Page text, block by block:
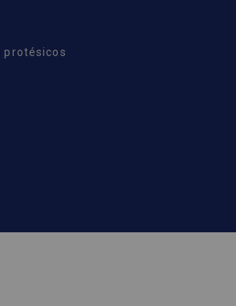
protésicos